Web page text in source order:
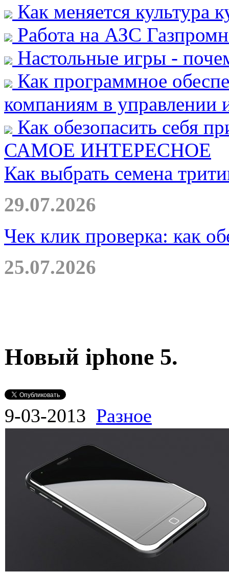
Как меняется культура
Работа на АЗС
Настольные игры -
Как программное
компаниям в управлении
Как обезопасить себя
САМОЕ ИНТЕРЕСНОЕ
Как выбрать семена
29.07.2026
Чек клик проверка: как
25.07.2026
Новый iphone 5.
9-03-2013 Разное